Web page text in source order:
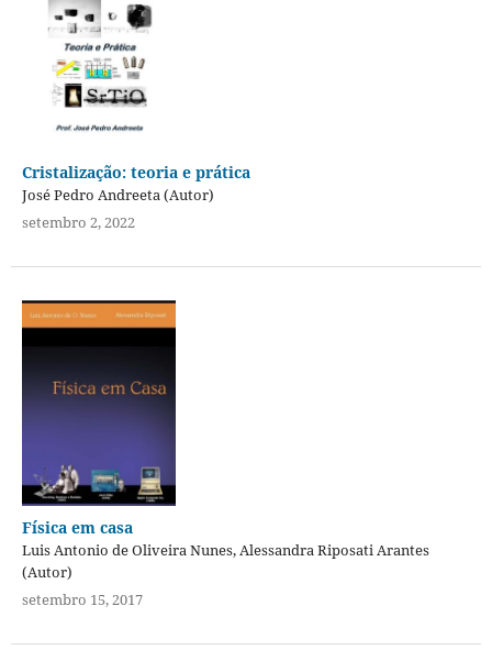
Cristalização: teoria e prática
José Pedro Andreeta (Autor)
setembro 2, 2022
Física em casa
Luis Antonio de Oliveira Nunes, Alessandra Riposati Arantes
(Autor)
setembro 15, 2017